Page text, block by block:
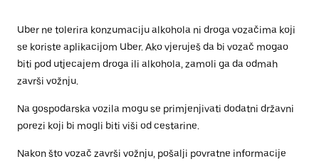
Uber ne tolerira konzumaciju alkohola ni droga vozačima koji
se koriste aplikacijom Uber. Ako vjeruješ da bi vozač mogao
biti pod utjecajem droga ili alkohola, zamoli ga da odmah
završi vožnju.
Na gospodarska vozila mogu se primjenjivati dodatni državni
porezi koji bi mogli biti viši od cestarine.
Nakon što vozač završi vožnju, pošalji povratne informacije